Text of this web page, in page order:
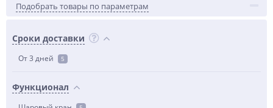
Подобрать товары по параметрам
Сроки доставки
От 3 дней 5
Функционал